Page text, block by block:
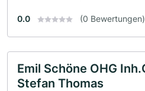
0.0 (0 Bewertungen)
Emil Schöne OHG
Stefan Thomas